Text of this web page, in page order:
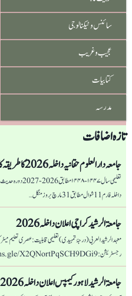
سائنس و ٹیکنالوجی
عجیب و غریب
کتابیات
مدرسہ
تازہ اضافات
جامعہ دار العلوم حقانیہ داخلہ 2026 کا طریقہ کار
تعلیمی سال
داخلہ فارم 11 شوال مطابق 31 مارچ بروز منگل…
جامعۃ الرشید کراچی اعلان داخلہ 2026
رجسٹریشن: forms.gle/X2QNortPqSCH9DGi9 درس نظامی/ معہد الرشید داخلہ شیڈول…
جامعۃ الرشید لاہور کیمپس اعلان داخلہ 2026